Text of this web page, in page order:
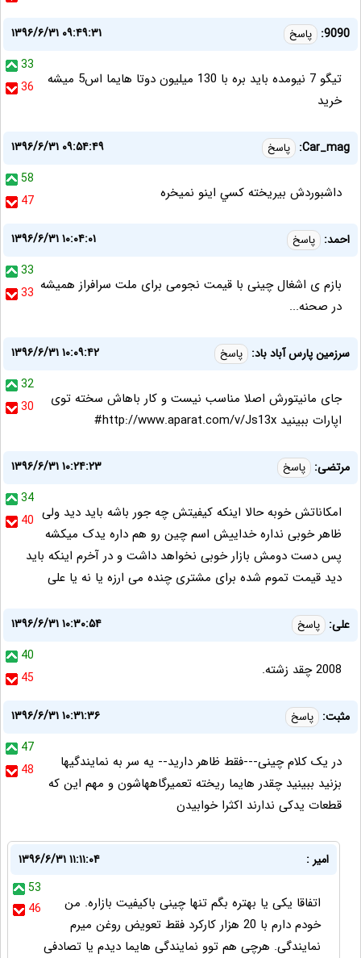
9090: پاسخ
۱۳۹۶/۶/۳۱ ۰۹:۴۹:۳۱
33
36
تیگو 7 نیومده باید بره با 130 میلیون دوتا هایما اس5 میشه
خرید
Car_mag: پاسخ
۱۳۹۶/۶/۳۱ ۰۹:۵۴:۴۹
58
47
داشبوردش بيريخته كسي اينو نميخره
احمد: پاسخ
۱۳۹۶/۶/۳۱ ۱۰:۰۴:۰۱
33
33 بازم ی اشغال چینی با قیمت نجومی برای ملت سرافراز همیشه
در صحنه...
سرزمین پارس آباد باد: پاسخ
۱۳۹۶/۶/۳۱ ۱۰:۰۹:۴۲
32
30
جای مانیتورش اصلا مناسب نیست و کار باهاش سخته توی
اپارات ببینید http://www.aparat.com/v/Js13x#
مرتضی: پاسخ
۱۳۹۶/۶/۳۱ ۱۰:۲۴:۲۳
34
40 امکاناتش خوبه حالا اینکه کیفیتش چه جور باشه باید دید ولی
ظاهر خوبی نداره خداییش اسم چین رو هم داره یدک میکشه
پس دست دومش بازار خوبی نخواهد داشت و در آخرم اینکه باید
دید قیمت تموم شده برای مشتری چنده می ارزه یا نه یا علی
علی: پاسخ
۱۳۹۶/۶/۳۱ ۱۰:۳۰:۵۴
40
45
2008 چقد زشته.
مثبت: پاسخ
۱۳۹۶/۶/۳۱ ۱۰:۳۱:۳۶
47
48
در یک کلام چینی---فقط ظاهر دارید-- یه سر به نمایندگیها
بزنید ببینید چقدر هایما ریخته تعمیرگاههاشون و مهم این که
قطعات یدکی ندارند اکثرا خوابیدن
امیر :
۱۳۹۶/۶/۳۱ ۱۱:۱۱:۰۴
53
46
اتفاقا یکی یا بهتره بگم تنها چینی باکیفیت بازاره. من
خودم دارم با 20 هزار کارکرد فقط تعویض روغن میرم
نمایندگی. هرچی هم توو نمایندگی هایما دیدم یا تصادفی